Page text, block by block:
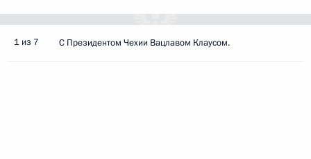
1 из 7 С Президентом Чехии Вацлавом Клаусом.